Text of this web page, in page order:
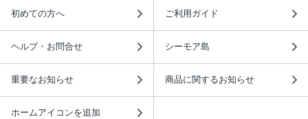
初めての方へ ご利用ガイド
ヘルプ・お問合せ シーモア島
重要なお知らせ 商品に関するお知らせ
ホームアイコンを追加